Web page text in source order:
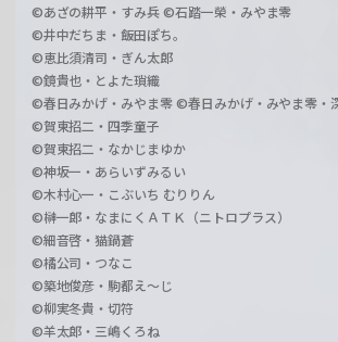
©あざの耕平・すみ兵 ©石踏一榮・みやま零
©井中だちま・飯田ぽち。
©恵比須清司・ぎん太郎
©鏡貴也・とよた瑣織
©春日みかげ・みやま零 ©春日みかげ・みやま零・
©賀東招二・四季童子
©賀東招二・なかじまゆか
©神坂一・あらいずみるい
©木村心一・こぶいち むりりん
©榊一郎・なまにくＡＴＫ（ニトロプラス）
©細音啓・猫鍋蒼
©橘公司・つなこ
©築地俊彦・駒都え～じ
©柳実冬貴・切符
©羊太郎・三嶋くろね